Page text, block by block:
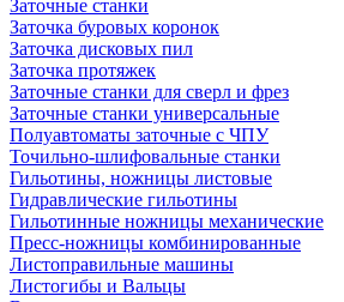
Заточные станки
Заточка буровых коронок
Заточка дисковых пил
Заточка протяжек
Заточные станки для сверл и фрез
Заточные станки универсальные
Полуавтоматы заточные с ЧПУ
Точильно-шлифовальные станки
Гильотины, ножницы листовые
Гидравлические гильотины
Гильотинные ножницы механические
Пресс-ножницы комбинированные
Листоправильные машины
Листогибы и Вальцы